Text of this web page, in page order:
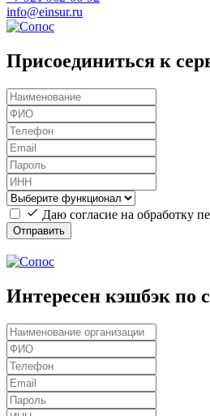
info@einsur.ru
Присоединиться к
Даю согласие на обработку
Отправить
Интересен кэшбэк по